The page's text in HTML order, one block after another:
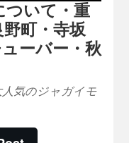
ついて・重
町・寺坂
ーバー・秋
気のジャガイモ